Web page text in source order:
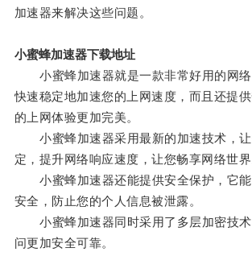
加速器来解决这些问题。
小蜜蜂加速器下载地址
小蜜蜂加速器就是一款非常好用的网络
快速稳定地加速您的上网速度，而且还提
的上网体验更加完美。
小蜜蜂加速器采用最新的加速技术，让
定，提升网络响应速度，让您畅享网络世界
小蜜蜂加速器还能提供安全保护，它能
安全，防止您的个人信息被泄露。
小蜜蜂加速器同时采用了多层加密技术
问更加安全可靠。